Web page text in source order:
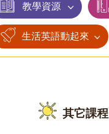
教學資源
生活英語動起來
其它課程